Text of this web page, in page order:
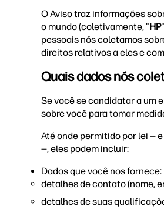
O Aviso traz informações
o mundo (coletivamente, "HP
pessoais nós coletamos
direitos relativos a eles e
Quais dados nós
Se você se candidatar a um
sobre você para tomar
Até onde permitido por lei —
—, eles podem incluir:
Dados que você nos fornece:
detalhes de contato (nome,
detalhes de suas